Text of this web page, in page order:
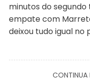
minutos do
empate com
deixou tudo igual no
CONTINUA